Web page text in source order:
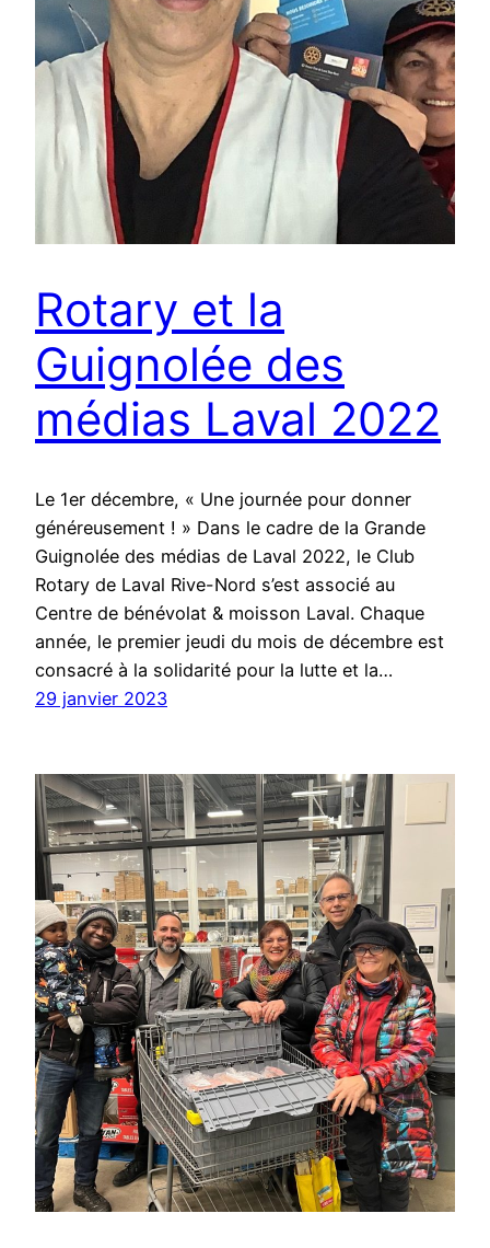
Rotary et la
Guignolée des
médias Laval 2022
Le 1er décembre, « Une journée pour donner
généreusement ! » Dans le cadre de la Grande
Guignolée des médias de Laval 2022, le Club
Rotary de Laval Rive-Nord s’est associé au
Centre de bénévolat & moisson Laval. Chaque
année, le premier jeudi du mois de décembre est
consacré à la solidarité pour la lutte et la…
29 janvier 2023